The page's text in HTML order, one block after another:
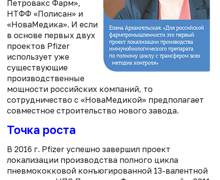
Петровакс Фарм»,
НТФФ «Полисан» и
«НоваМедика». И если
в основе первых двух
проектов Pfizer
использует уже
существующие
производственные
мощности российских компаний, то
сотрудничество с «НоваМедикой» предполагает
совместное строительство нового завода.
Точка роста
В 2016 г. Pfizer успешно завершил проект
локализации производства полного цикла
пневмококковой конъюгированной 13-валентной